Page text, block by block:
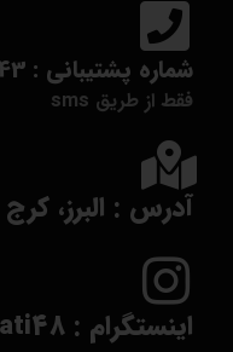
شماره پشتیبانی : 09362258043
فقط از طریق sms
آدرس : البرز، کرج
اینستگرام : shahre.salamati48